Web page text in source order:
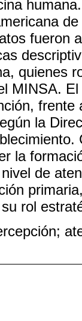
fueron
quienes
MINSA.
la
la
de
rol